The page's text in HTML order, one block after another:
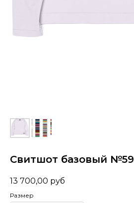
Свитшот базовый №59
13 700,00 руб
Размер